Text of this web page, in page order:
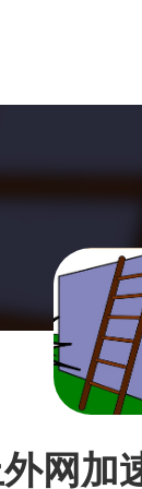
网加